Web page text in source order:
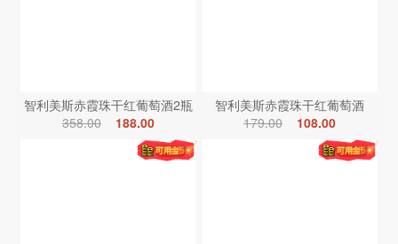
智利美斯赤霞珠干红葡萄酒2瓶
358.00
188.00
智利美斯赤霞珠干红葡萄酒
179.00
108.00